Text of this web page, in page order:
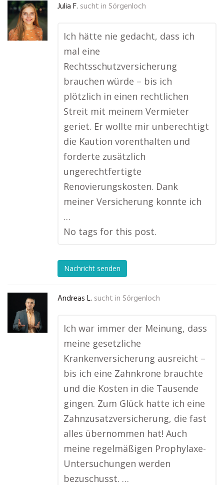
Julia F. sucht in Sörgenloch
Ich hätte nie gedacht, dass ich
mal eine
Rechtsschutzversicherung
brauchen würde – bis ich
plötzlich in einen rechtlichen
Streit mit meinem Vermieter
geriet. Er wollte mir unberechtigt
die Kaution vorenthalten und
forderte zusätzlich
ungerechtfertigte
Renovierungskosten. Dank
meiner Versicherung konnte ich
…
No tags for this post.
Nachricht senden
Andreas L. sucht in Sörgenloch
Ich war immer der Meinung, dass
meine gesetzliche
Krankenversicherung ausreicht –
bis ich eine Zahnkrone brauchte
und die Kosten in die Tausende
gingen. Zum Glück hatte ich eine
Zahnzusatzversicherung, die fast
alles übernommen hat! Auch
meine regelmäßigen Prophylaxe-
Untersuchungen werden
bezuschusst. …